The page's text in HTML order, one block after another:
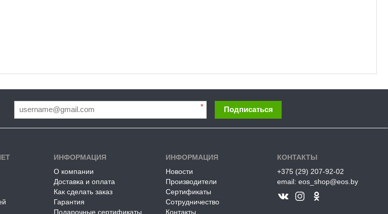
* Подписаться
ИНФОРМАЦИЯ
О компании
Доставка и оплата
Как сделать заказ
Гарантия
Подарочные сертификаты
ИНФОРМАЦИЯ
Новости
Производители
Сертификаты
Сотрудничество
Контакты
КОНТАКТЫ
+375 (29) 207-92-02
email: eos_shop@eos.by